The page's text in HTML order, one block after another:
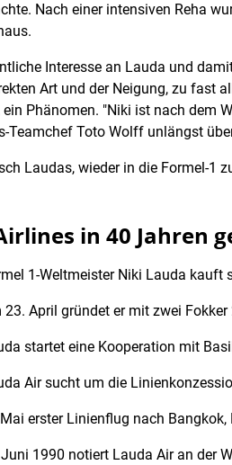
Nach einer intensiven Reha
Interesse an Lauda und
Art und der Neigung, zu fast
ein Phänomen. "Niki ist nach dem
Teamchef Toto Wolff unlängst
Laudas, wieder in die Formel-1
in 40 Jahren
1-Weltmeister Niki Lauda
23. April gründet er mit zwei
startet eine Kooperation mit
Air sucht um die
erster Linienflug nach Bangkok,
1990 notiert Lauda Air an der